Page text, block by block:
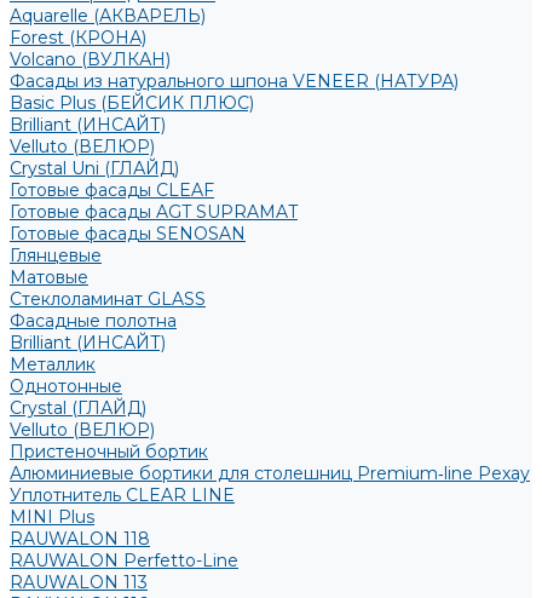
Aquarelle (АКВАРЕЛЬ)
Forest (КРОНА)
Volcano (ВУЛКАН)
Фасады из натурального шпона VENEER (НАТУРА)
Basic Plus (БЕЙСИК ПЛЮС)
Brilliant (ИНСАЙТ)
Velluto (ВЕЛЮР)
Crystal Uni (ГЛАЙД)
Готовые фасады CLEAF
Готовые фасады AGT SUPRAMAT
Готовые фасады SENOSAN
Глянцевые
Матовые
Стеклоламинат GLASS
Фасадные полотна
Brilliant (ИНСАЙТ)
Металлик
Однотонные
Crystal (ГЛАЙД)
Velluto (ВЕЛЮР)
Пристеночный бортик
Алюминиевые бортики для столешниц Premium‑line Рехау
Уплотнитель CLEAR LINE
MINI Plus
RAUWALON 118
RAUWALON Perfetto-Line
RAUWALON 113